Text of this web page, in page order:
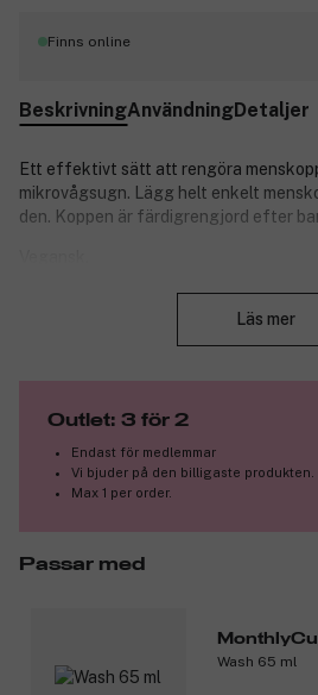
Finns online
BeskrivningAnvändningDetaljer
Ett effektivt sätt att rengöra
mikrovågsugn. Lägg helt enkelt
den. Koppen är färdigrengjord efter
3197691
Läs mer
Outlet: 3 för 2
Endast för medlemmar
Vi bjuder på den billigaste produkten.
Max 1 per order.
Passar med
Wash 65 ml